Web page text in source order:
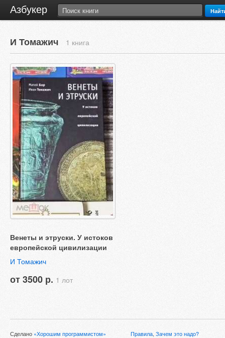
Азбукер
И Томажич 1 книга
Венеты и этруски. У истоков
европейской цивилизации
И Томажич
от 3500 р. 1 лот
Сделано «Хорошим программистом» Правила, Зачем это надо?